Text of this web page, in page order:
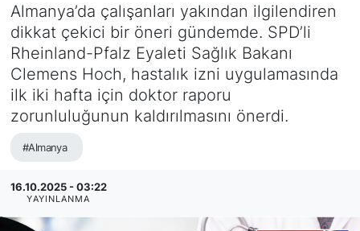
Almanya’da çalışanları yakından ilgilendiren
dikkat çekici bir öneri gündemde. SPD’li
Rheinland-Pfalz Eyaleti Sağlık Bakanı
Clemens Hoch, hastalık izni uygulamasında
ilk iki hafta için doktor raporu
zorunluluğunun kaldırılmasını önerdi.
#Almanya
16.10.2025 - 03:22
YAYINLANMA
EKONOMİ
SİYASET
SAĞLIK
Haber Arşivi